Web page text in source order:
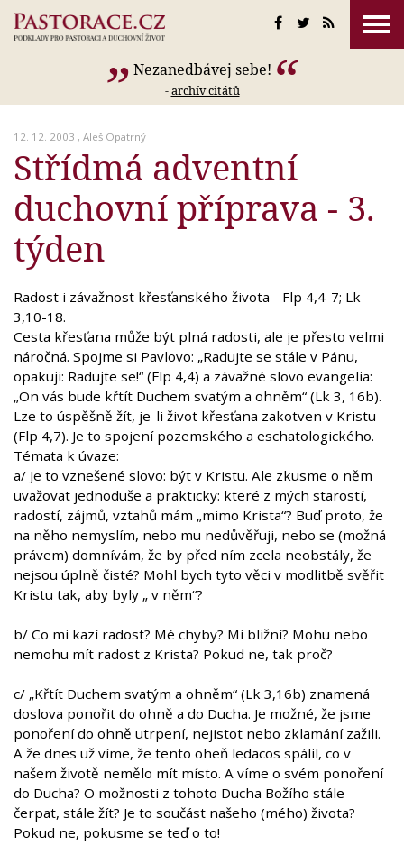
Nezanedbávej sebe!
-archív citátů
12. 12. 2003 , Aleš Opatrný
Střídmá adventní
duchovní příprava - 3.
týden
Radost i závažnost křesťanského života - Flp 4,4-7; Lk
3,10-18.
Cesta křesťana může být plná radosti, ale je přesto velmi
náročná. Spojme si Pavlovo: „Radujte se stále v Pánu,
opakuji: Radujte se!“ (Flp 4,4) a závažné slovo evangelia:
„On vás bude křtít Duchem svatým a ohněm“ (Lk 3, 16b).
Lze to úspěšně žít, je-li život křesťana zakotven v Kristu
(Flp 4,7). Je to spojení pozemského a eschatologického.
Témata k úvaze:
a/ Je to vznešené slovo: být v Kristu. Ale zkusme o něm
uvažovat jednoduše a prakticky: které z mých starostí,
radostí, zájmů, vztahů mám „mimo Krista“? Buď proto, že
na něho nemyslím, nebo mu nedůvěřuji, nebo se (možná
právem) domnívám, že by před ním zcela neobstály, že
nejsou úplně čisté? Mohl bych tyto věci v modlitbě svěřit
Kristu tak, aby byly „ v něm“?
b/ Co mi kazí radost? Mé chyby? Mí bližní? Mohu nebo
nemohu mít radost z Krista? Pokud ne, tak proč?
c/ „Křtít Duchem svatým a ohněm“ (Lk 3,16b) znamená
doslova ponořit do ohně a do Ducha. Je možné, že jsme
ponoření do ohně utrpení, nejistot nebo zklamání zažili.
A že dnes už víme, že tento oheň ledacos spálil, co v
našem životě nemělo mít místo. A víme o svém ponoření
do Ducha? O možnosti z tohoto Ducha Božího stále
čerpat, stále žít? Je to součást našeho (mého) života?
Pokud ne, pokusme se teď o to!